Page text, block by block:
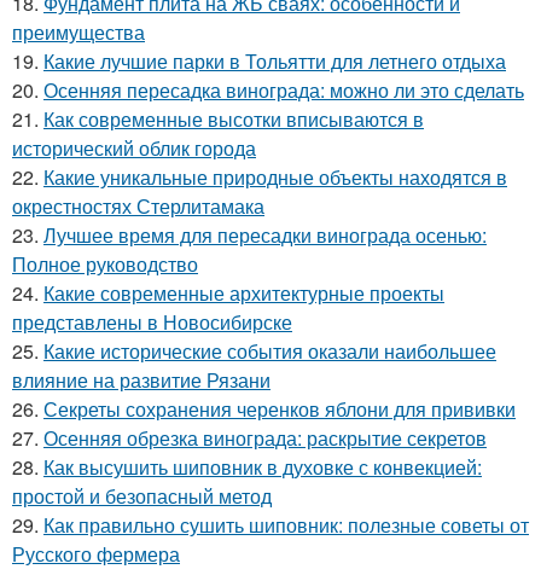
преимущества
19. Какие лучшие парки в Тольятти для летнего отдыха
20. Осенняя пересадка винограда: можно ли это сделать
21. Как современные высотки вписываются в
исторический облик города
22. Какие уникальные природные объекты находятся в
окрестностях Стерлитамака
23. Лучшее время для пересадки винограда осенью:
Полное руководство
24. Какие современные архитектурные проекты
представлены в Новосибирске
25. Какие исторические события оказали наибольшее
влияние на развитие Рязани
26. Секреты сохранения черенков яблони для прививки
27. Осенняя обрезка винограда: раскрытие секретов
28. Как высушить шиповник в духовке с конвекцией:
простой и безопасный метод
29. Как правильно сушить шиповник: полезные советы от
Русского фермера